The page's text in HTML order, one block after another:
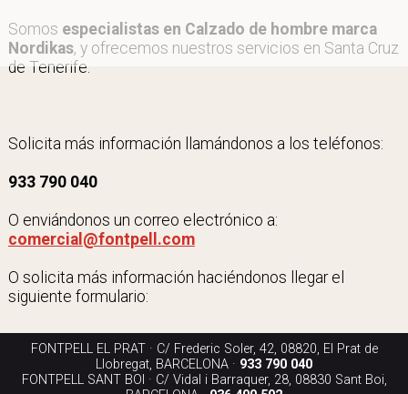
Somos especialistas en Calzado de hombre marca
Nordikas, y ofrecemos nuestros servicios en Santa Cruz
de Tenerife.
Solicita más información llamándonos a los teléfonos:
933 790 040
O enviándonos un correo electrónico a:
comercial@fontpell.com
O solicita más información haciéndonos llegar el
siguiente formulario:
FONTPELL EL PRAT · C/ Frederic Soler, 42, 08820, El Prat de
Llobregat, BARCELONA · 933 790 040
FONTPELL SANT BOI · C/ Vidal i Barraquer, 28, 08830 Sant Boi,